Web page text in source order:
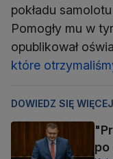
pokładu
Pomogły mu w
opublikował
które
DOWIEDZ SIĘ
po